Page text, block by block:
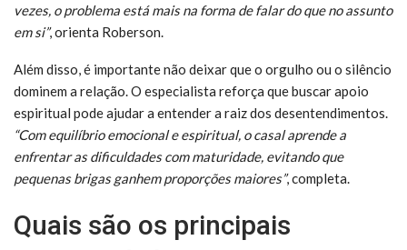
vezes, o problema está mais na forma de falar do que no assunto
em si”, orienta Roberson.
Além disso, é importante não deixar que o orgulho ou o silêncio
dominem a relação. O especialista reforça que buscar apoio
espiritual pode ajudar a entender a raiz dos desentendimentos.
“Com equilíbrio emocional e espiritual, o casal aprende a
enfrentar as dificuldades com maturidade, evitando que
pequenas brigas ganhem proporções maiores”, completa.
Quais são os principais